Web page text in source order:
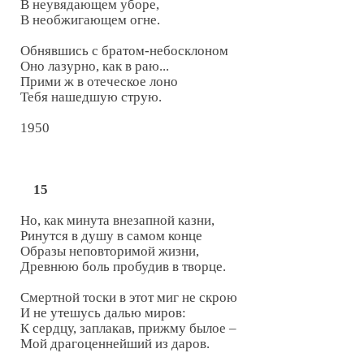
В неувядающем уборе,
В необжигающем огне.
Обнявшись с братом-небосклоном
Оно лазурно, как в раю...
Прими ж в отеческое лоно
Тебя нашедшую струю.
1950
15
Но, как минута внезапной казни,
Ринутся в душу в самом конце
Образы неповторимой жизни,
Древнюю боль пробудив в творце.
Смертной тоски в этот миг не скрою
И не утешусь далью миров:
К сердцу, заплакав, прижму былое –
Мой драгоценнейший из даров.